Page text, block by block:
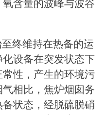
含量的波峰与波谷
终维持在热备的运
设备在突发状态下
性，产生的环境污
相比，焦炉烟囱务
状态，经脱硫脱硝